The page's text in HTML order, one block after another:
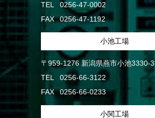
TEL
0256-47-0002
FAX
0256-47-1192
小池工場
〒959-1276 新潟県燕市小池3330-3
TEL
0256-66-3122
FAX
0256-66-0233
小関工場